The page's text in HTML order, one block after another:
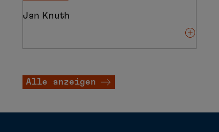
Jan Knuth
Alle anzeigen